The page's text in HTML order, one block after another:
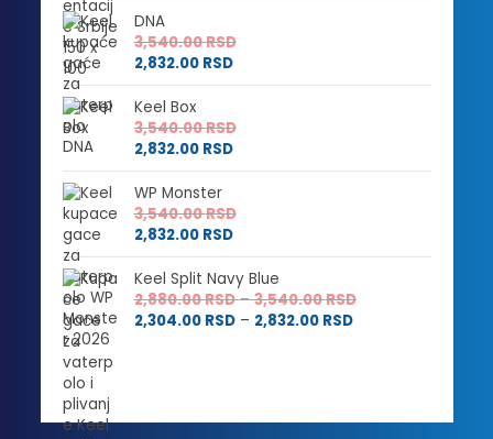
DNA
3,540.00RSD
2,832.00 RSD
Keel Box
3,540.00RSD
2,832.00 RSD
WP Monster
3,540.00RSD
2,832.00 RSD
Keel Split Navy Blue
2,880.00RSD – 3,540.00RSDRaspon
2,304.00 RSD – 2,832.00 RSDRaspon
2,832.00 RSD